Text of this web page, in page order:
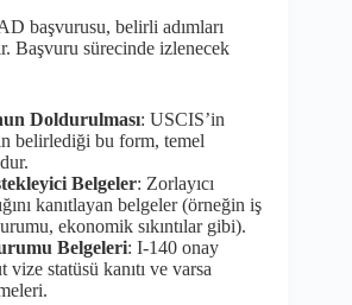
başvurusu, belirli adımları
Başvuru sürecinde izlenecek
Doldurulması: USCIS’in
belirlediği bu form, temel
Belgeler: Zorlayıcı
kanıtlayan belgeler (örneğin iş
ekonomik sıkıntılar gibi).
Belgeleri: I-140 onay
vize statüsü kanıtı ve varsa